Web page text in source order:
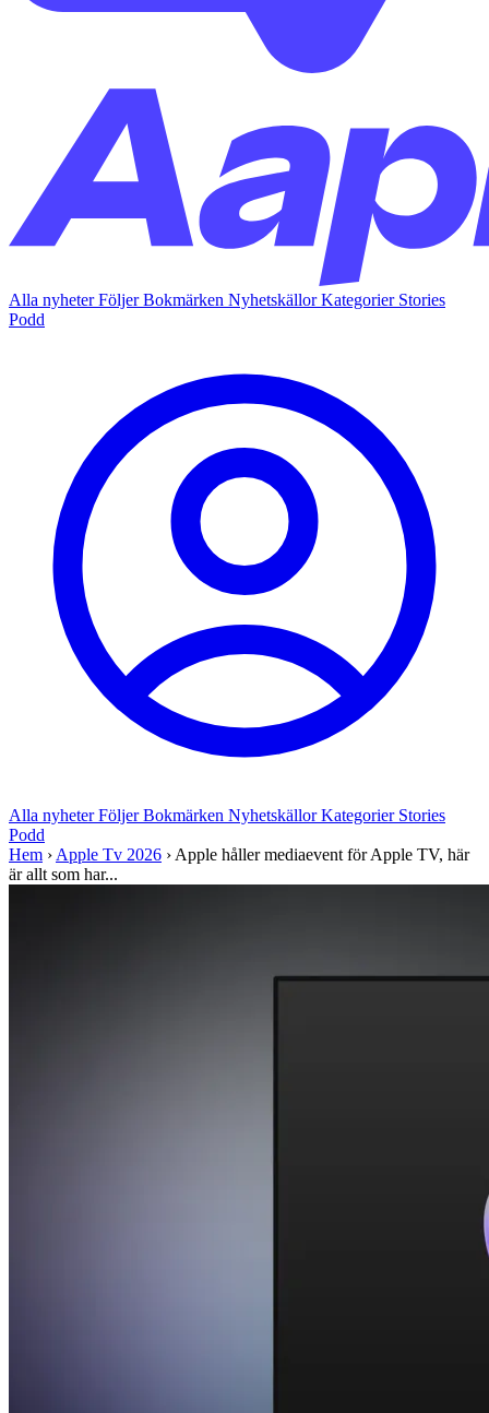
Alla nyheterFöljerBokmärken NyhetskällorKategorier Stories
Podd
Alla nyheterFöljerBokmärken NyhetskällorKategorier Stories
Podd
Hem › Apple Tv 2026 › Apple håller mediaevent för Apple TV, här
är allt som har...